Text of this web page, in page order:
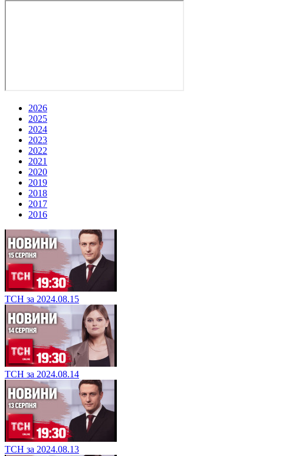
2026
2025
2024
2023
2022
2021
2020
2019
2018
2017
2016
ТСН за 2024.08.15
ТСН за 2024.08.14
ТСН за 2024.08.13